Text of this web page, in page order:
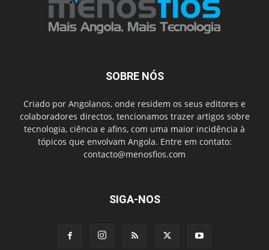
SOBRE NÓS
Criado por Angolanos, onde residem os seus editores e
colaboradores directos, tencionamos trazer artigos sobre
tecnologia, ciência e afins, com uma maior incidência à
tópicos que envolvam Angola. Entre em contato:
contacto@menosfios.com
SIGA-NOS